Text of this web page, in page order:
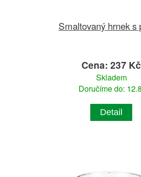
Smaltovaný hrnek s
Cena: 237 Kč
Skladem
Doručíme do:
Detail